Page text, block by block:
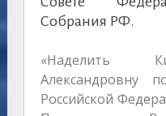
Собрания РФ.
«Наделить
Александровну
Российской